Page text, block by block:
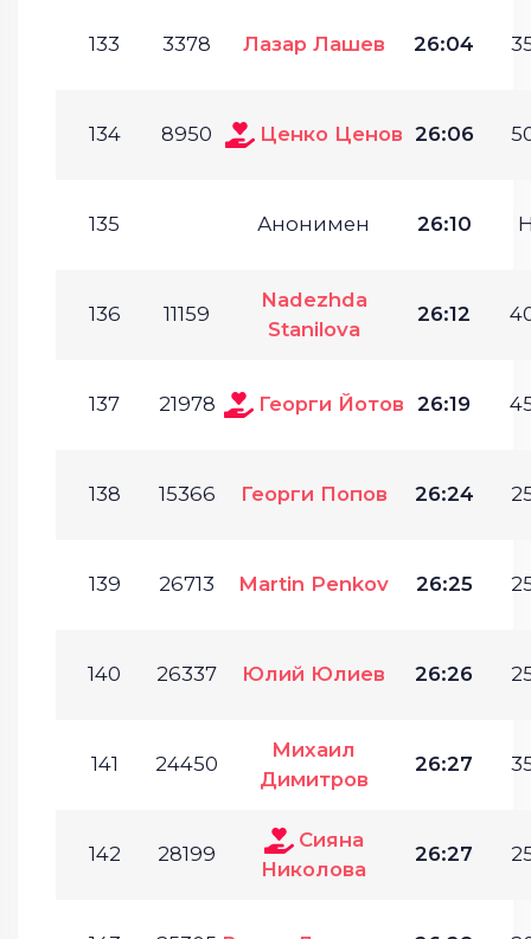
133 3378 Лазар Лашев 26:04
134 8950 Ценко Ценов 26:06
135 Анонимен 26:10
136 11159
Nadezhda
Stanilova
26:12
137 21978 Георги Йотов 26:19
138 15366 Георги Попов 26:24
139 26713 Martin Penkov 26:25
140 26337 Юлий Юлиев 26:26
141 24450
Михаил
Димитров
26:27
142 28199
Сияна
Николова
26:27